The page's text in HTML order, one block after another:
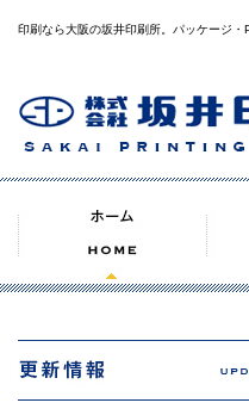
印刷なら大阪の坂井印刷所。パッケージ